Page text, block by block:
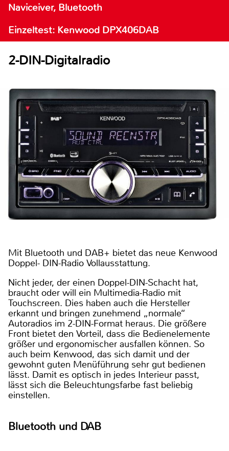
Naviceiver, Bluetooth
Einzeltest: Kenwood DPX406DAB
2-DIN-Digitalradio
Mit Bluetooth und DAB+ bietet das neue Kenwood
Doppel- DIN-Radio Vollausstattung.
Nicht jeder, der einen Doppel-DIN-Schacht hat,
braucht oder will ein Multimedia-Radio mit
Touchscreen. Dies haben auch die Hersteller
erkannt und bringen zunehmend „normale“
Autoradios im 2-DIN-Format heraus. Die größere
Front bietet den Vorteil, dass die Bedienelemente
größer und ergonomischer ausfallen können. So
auch beim Kenwood, das sich damit und der
gewohnt guten Menüführung sehr gut bedienen
lässt. Damit es optisch in jedes Interieur passt,
lässt sich die Beleuchtungsfarbe fast beliebig
einstellen.
Bluetooth und DAB